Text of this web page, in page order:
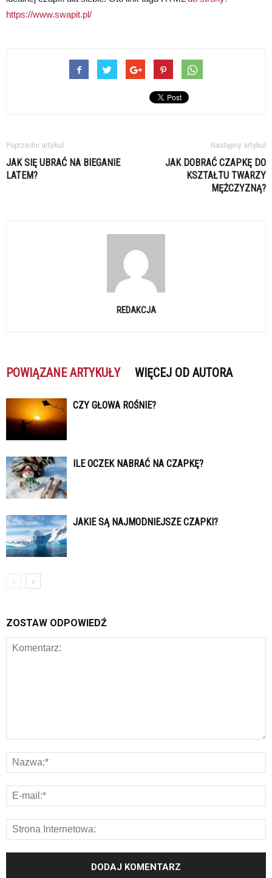
https://www.swapit.pl/
Poprzedni artykuł
JAK SIĘ UBRAĆ NA BIEGANIE
LATEM?
Następny artykuł
JAK DOBRAĆ CZAPKĘ DO
KSZTAŁTU TWARZY
MĘŻCZYZNĄ?
REDAKCJA
POWIĄZANE ARTYKUŁY WIĘCEJ OD AUTORA
CZY GŁOWA ROŚNIE?
ILE OCZEK NABRAĆ NA CZAPKĘ?
JAKIE SĄ NAJMODNIEJSZE CZAPKI?
ZOSTAW ODPOWIEDŹ